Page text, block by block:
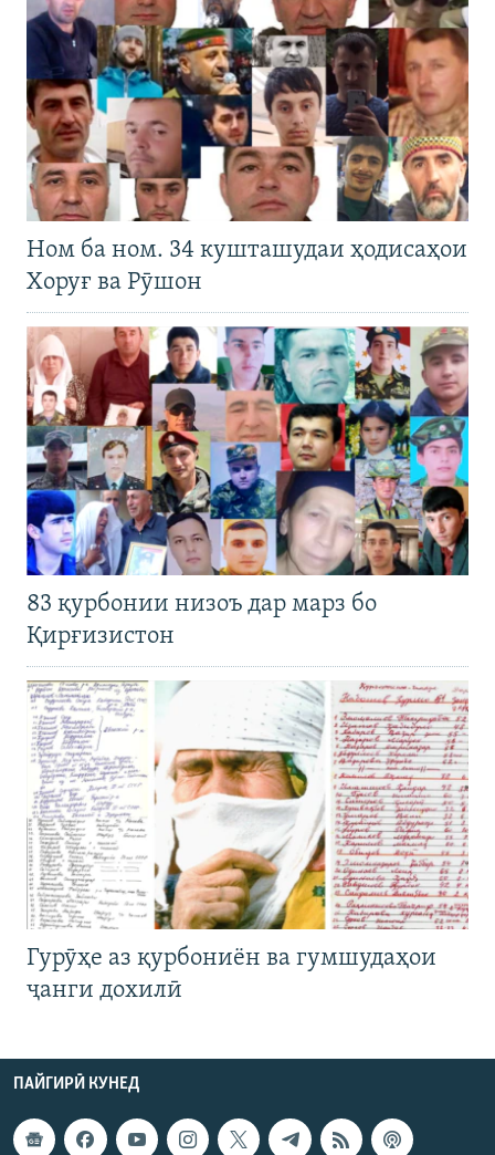
Ном ба ном. 34 кушташудаи ҳодисаҳои
Хоруғ ва Рӯшон
83 қурбонии низоъ дар марз бо
Қирғизистон
Гурӯҳе аз қурбониён ва гумшудаҳои
ҷанги дохилӣ
ПАЙГИРӢ КУНЕД